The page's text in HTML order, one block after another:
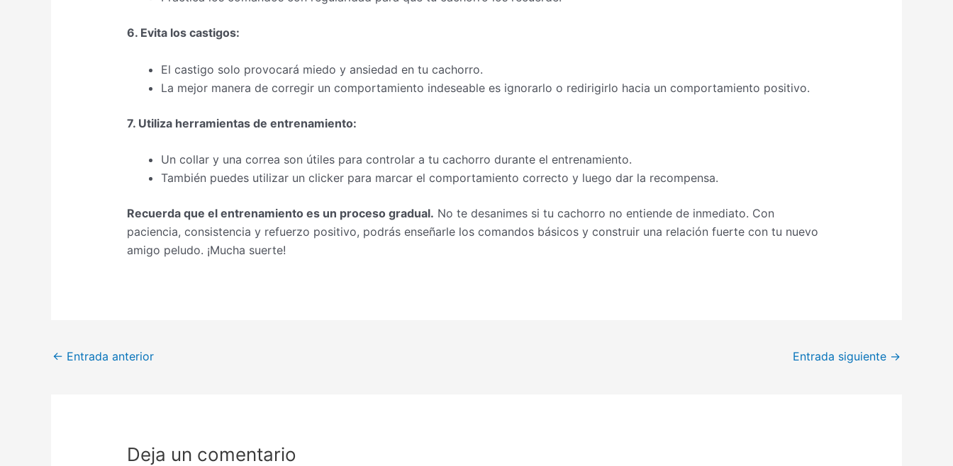
6. Evita los castigos:
El castigo solo provocará miedo y ansiedad en tu cachorro.
La mejor manera de corregir un comportamiento indeseable es ignorarlo o redirigirlo hacia un comportamiento positivo.
7. Utiliza herramientas de entrenamiento:
Un collar y una correa son útiles para controlar a tu cachorro durante el entrenamiento.
También puedes utilizar un clicker para marcar el comportamiento correcto y luego dar la recompensa.
Recuerda que el entrenamiento es un proceso gradual. No te desanimes si tu cachorro no entiende de inmediato. Con
paciencia, consistencia y refuerzo positivo, podrás enseñarle los comandos básicos y construir una relación fuerte con tu nuevo
amigo peludo. ¡Mucha suerte!
← Entrada anterior Entrada siguiente →
Deja un comentario